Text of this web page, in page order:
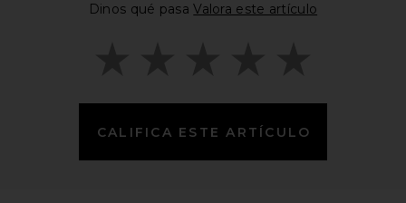
Dinos qué pasaValora este artículo
CALIFICA ESTE ARTÍCULO